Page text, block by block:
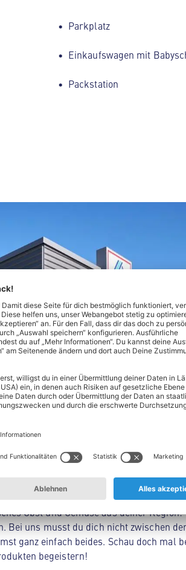
Parkplatz
Einkaufswagen mit
Packstation
alles, was dein Herz begehrt - von
Hochwertige Produkte
Obst und Gemüse aus deiner
uns musst du dich nicht zwischen
ganz einfach beides. Schau doch mal
begeistern!